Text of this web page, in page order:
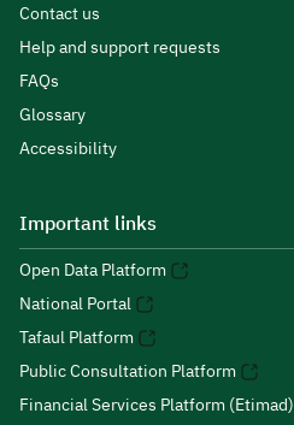
Contact us
Help and support requests
FAQs
Glossary
Accessibility
Important links
Open Data Platform
National Portal
Tafaul Platform
Public Consultation Platform
Financial Services Platform (Etimad)